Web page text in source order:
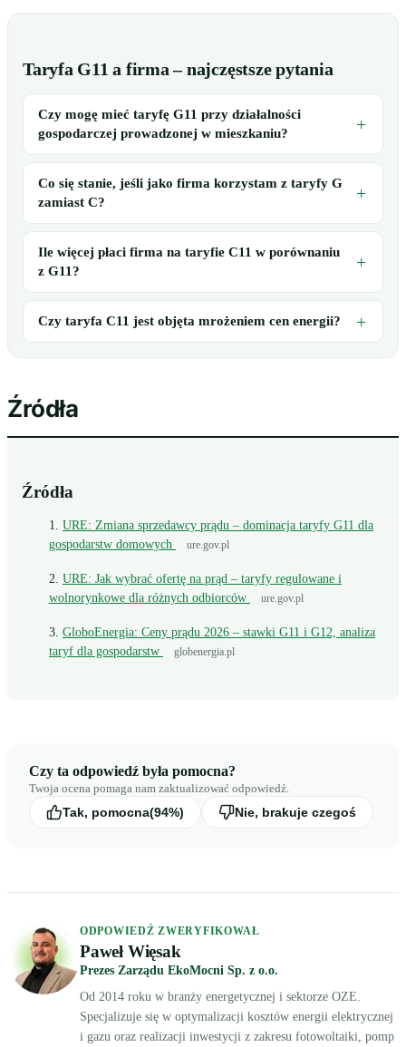
Taryfa G11 a firma – najczęstsze pytania
Czy mogę mieć taryfę G11 przy działalności
gospodarczej prowadzonej w mieszkaniu?
Co się stanie, jeśli jako firma korzystam z taryfy G
zamiast C?
Ile więcej płaci firma na taryfie C11 w porównaniu
z G11?
Czy taryfa C11 jest objęta mrożeniem cen energii?
Źródła
Źródła
URE: Zmiana sprzedawcy prądu – dominacja taryfy G11 dla
gospodarstw domowych
ure.gov.pl
URE: Jak wybrać ofertę na prąd – taryfy regulowane i
wolnorynkowe dla różnych odbiorców
ure.gov.pl
GloboEnergia: Ceny prądu 2026 – stawki G11 i G12, analiza
taryf dla gospodarstw
globenergia.pl
Czy ta odpowiedź była pomocna?
Twoja ocena pomaga nam zaktualizować odpowiedź.
Tak, pomocna(94%) Nie, brakuje czegoś
ODPOWIEDŹ ZWERYFIKOWAŁ
Paweł Więsak
Prezes Zarządu EkoMocni Sp. z o.o.
Od 2014 roku w branży energetycznej i sektorze OZE.
Specjalizuje się w optymalizacji kosztów energii elektrycznej
i gazu oraz realizacji inwestycji z zakresu fotowoltaiki, pomp